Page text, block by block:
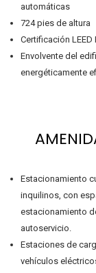
automáticas
724 pies de altura
Certificación LEED
Envolvente del
energéticamente
Estacionamiento
inquilinos, con
estacionamiento
autoservicio.
Estaciones de
vehículos